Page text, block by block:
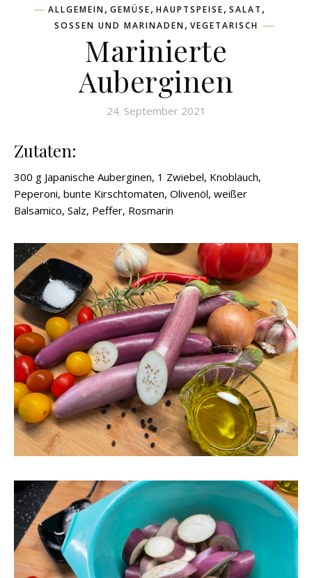
ALLGEMEIN, GEMÜSE, HAUPTSPEISE, SALAT ,
SOSSEN UND MARINADEN , VEGETARISCH
Marinierte
Auberginen
24. September 2021
Zutaten:
300 g Japanische Auberginen, 1 Zwiebel, Knoblauch,
Peperoni, bunte Kirschtomaten, Olivenöl, weißer
Balsamico, Salz, Peffer, Rosmarin